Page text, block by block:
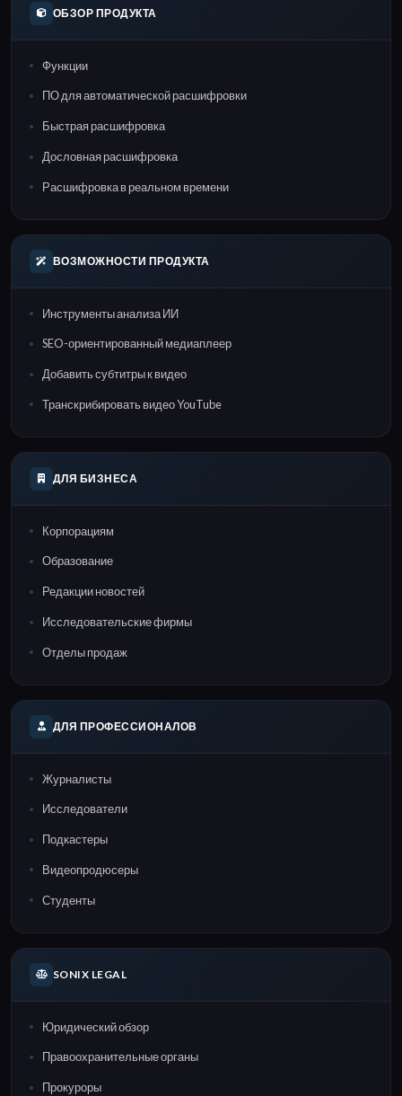
ОБЗОР ПРОДУКТА
Функции
ПО для автоматической расшифровки
Быстрая расшифровка
Дословная расшифровка
Расшифровка в реальном времени
ВОЗМОЖНОСТИ ПРОДУКТА
Инструменты анализа ИИ
SEO-ориентированный медиаплеер
Добавить субтитры к видео
Транскрибировать видео YouTube
ДЛЯ БИЗНЕСА
Корпорациям
Образование
Редакции новостей
Исследовательские фирмы
Отделы продаж
ДЛЯ ПРОФЕССИОНАЛОВ
Журналисты
Исследователи
Подкастеры
Видеопродюсеры
Студенты
SONIX LEGAL
Юридический обзор
Правоохранительные органы
Прокуроры